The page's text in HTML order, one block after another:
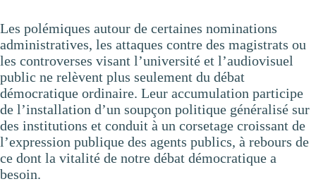
Les polémiques autour de certaines nominations
administratives, les attaques contre des magistrats ou
les controverses visant l’université et l’audiovisuel
public ne relèvent plus seulement du débat
démocratique ordinaire. Leur accumulation participe
de l’installation d’un soupçon politique généralisé sur
des institutions et conduit à un corsetage croissant de
l’expression publique des agents publics, à rebours de
ce dont la vitalité de notre débat démocratique a
besoin.